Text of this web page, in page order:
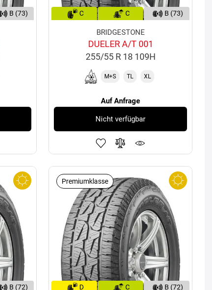
B (73) C C B (73)
BRIDGESTONE
DUELER A/T 001
255/55 R 18 109H
M+S TL XL
Auf Anfrage
Nicht verfügbar
B (72)
Premiumklasse
D C B (72)